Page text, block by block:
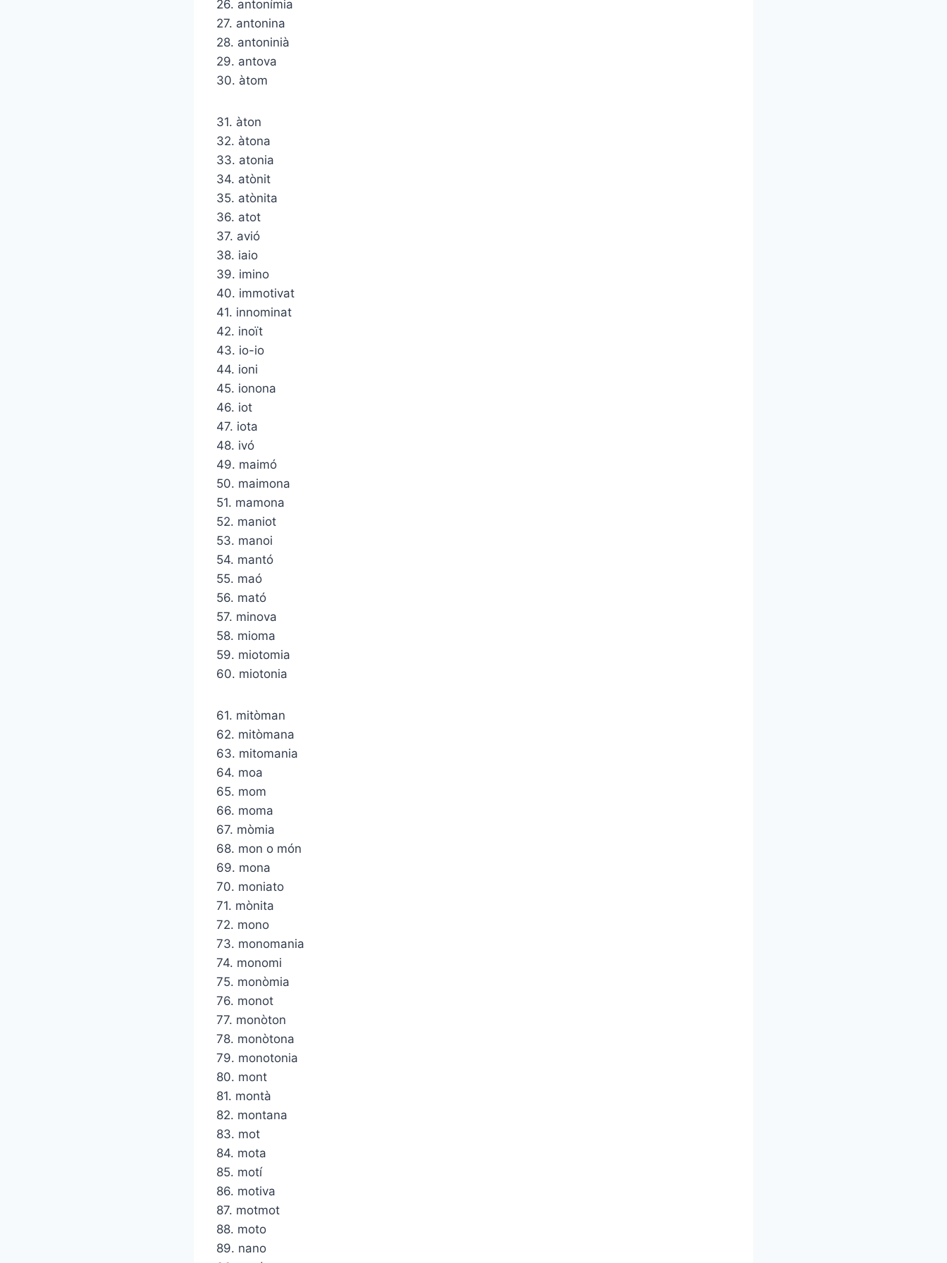
26. antonímia
27. antonina
28. antoninià
29. antova
30. àtom
31. àton
32. àtona
33. atonia
34. atònit
35. atònita
36. atot
37. avió
38. iaio
39. imino
40. immotivat
41. innominat
42. inoït
43. io-io
44. ioni
45. ionona
46. iot
47. iota
48. ivó
49. maimó
50. maimona
51. mamona
52. maniot
53. manoi
54. mantó
55. maó
56. mató
57. minova
58. mioma
59. miotomia
60. miotonia
61. mitòman
62. mitòmana
63. mitomania
64. moa
65. mom
66. moma
67. mòmia
68. mon o món
69. mona
70. moniato
71. mònita
72. mono
73. monomania
74. monomi
75. monòmia
76. monot
77. monòton
78. monòtona
79. monotonia
80. mont
81. montà
82. montana
83. mot
84. mota
85. motí
86. motiva
87. motmot
88. moto
89. nano